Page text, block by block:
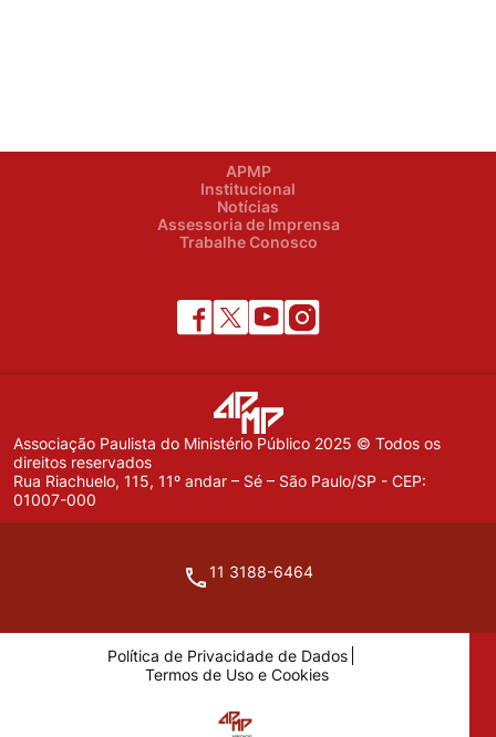
APMP
Institucional
Notícias
Assessoria de Imprensa
Trabalhe Conosco
Associação Paulista do Ministério Público 2025 © Todos os
direitos reservados
Rua Riachuelo, 115, 11º andar – Sé – São Paulo/SP - CEP:
01007-000
11 3188-6464
Política de Privacidade de Dados
Termos de Uso e Cookies